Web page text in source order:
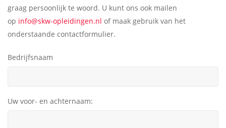
graag persoonlijk te woord. U kunt ons ook mailen
op info@skw-opleidingen.nl of maak gebruik van het
onderstaande contactformulier.
Bedrijfsnaam
Uw voor- en achternaam: